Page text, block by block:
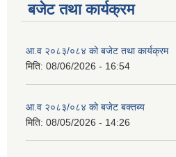
बजेट तथा कार्यक्रम
आ.व २०८३/०८४ को बजेट तथा कार्यक्रम
मिति: 08/06/2026 - 16:54
आ.व २०८३/०८४ को बजेट बक्तब्य
मिति: 08/05/2026 - 14:26